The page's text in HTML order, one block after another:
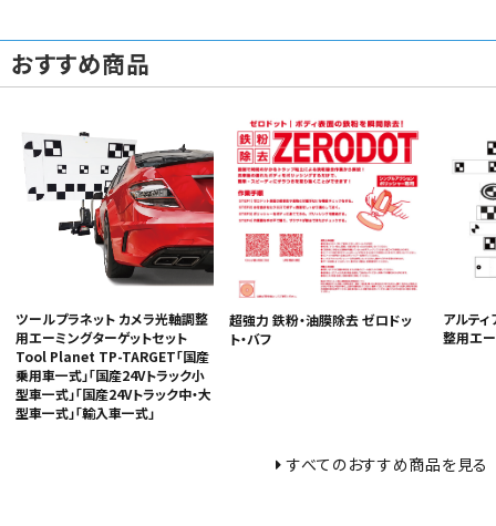
メーカーから選ぶ
ガレージ機器
補助金で購入
おすすめ商品
ツールプラネット カメラ光軸調整
用エーミングターゲットセット
Tool Planet TP-TARGET「国産
乗用車一式」「国産24Vトラック小
型車一式」「国産24Vトラック中・大
型車一式」「輸入車一式」
超強力 鉄粉・油膜除去 ゼロドッ
ト・バフ
アルティ
整用エー
すべてのおすすめ商品を見る